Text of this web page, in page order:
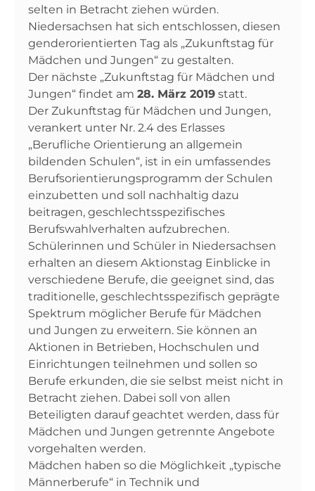
selten in Betracht ziehen würden.
Niedersachsen hat sich entschlossen, diesen
genderorientierten Tag als „Zukunftstag für
Mädchen und Jungen“ zu gestalten.
Der nächste „Zukunftstag für Mädchen und
Jungen“ findet am 28. März 2019 statt.
Der Zukunftstag für Mädchen und Jungen,
verankert unter Nr. 2.4 des Erlasses
„Berufliche Orientierung an allgemein
bildenden Schulen“, ist in ein umfassendes
Berufsorientierungsprogramm der Schulen
einzubetten und soll nachhaltig dazu
beitragen, geschlechtsspezifisches
Berufswahlverhalten aufzubrechen.
Schülerinnen und Schüler in Niedersachsen
erhalten an diesem Aktionstag Einblicke in
verschiedene Berufe, die geeignet sind, das
traditionelle, geschlechtsspezifisch geprägte
Spektrum möglicher Berufe für Mädchen
und Jungen zu erweitern. Sie können an
Aktionen in Betrieben, Hochschulen und
Einrichtungen teilnehmen und sollen so
Berufe erkunden, die sie selbst meist nicht in
Betracht ziehen. Dabei soll von allen
Beteiligten darauf geachtet werden, dass für
Mädchen und Jungen getrennte Angebote
vorgehalten werden.
Mädchen haben so die Möglichkeit „typische
Männerberufe“ in Technik und